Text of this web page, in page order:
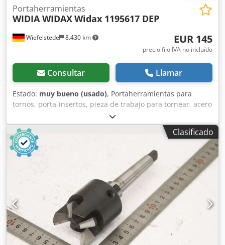
Wiefelstede 8.430 km
Portaherramientas
WIDIA WIDAXWidax 1195617 DEP
EUR 145
precio fijo IVA no incluído
Consultar Llamar
Estado: muy bueno (usado), Portaherramientas para
tornos, porta-insertos, pieza de trabajo para tornear, acero
para insertos, soporte para herramientas, soporte para
herramientas de corte, herramienta de torneado con
soporte de sujeción -Fabricante: WIDIA, WIDAX, soporte
para herramientas de torneado con soporte de sujeción -
Tipo: Widax 1195617 DEP -Cantidad: 3 soportes para
herramientas disponibles -Precio: por unidad -
Dimensiones del embalaje: 170/60/60 mm (alto) Credjzp
Hxijpfx Akkof -Peso: 1,1 kg/unidad
Clasificado